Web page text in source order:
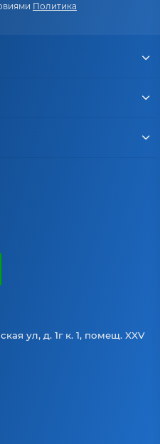
Политика
ул, д. 1г к. 1, помещ. XXV